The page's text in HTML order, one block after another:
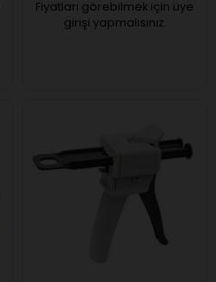
Fiyatları görebilmek için üye
girişi yapmalısınız.